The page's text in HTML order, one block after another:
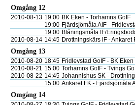
Omgång 12
2010-08-13 19:00 BK Eken - Torhamns GoIF
19:00 Fjärdsjömåla AIF -
19:00 Blåningsmåla IF/
2010-08-14 14:45 Drottningskärs IF - Ankaret
Omgång 13
2010-08-20 18:45 Fridlevstad GoIF - BK Eken
2010-08-21 15:00 Torhamns GoIF - Tvings
2010-08-22 14:45 Johannishus SK -
15:00 Ankaret FK - Fjärdsjömåla
Omgång 14